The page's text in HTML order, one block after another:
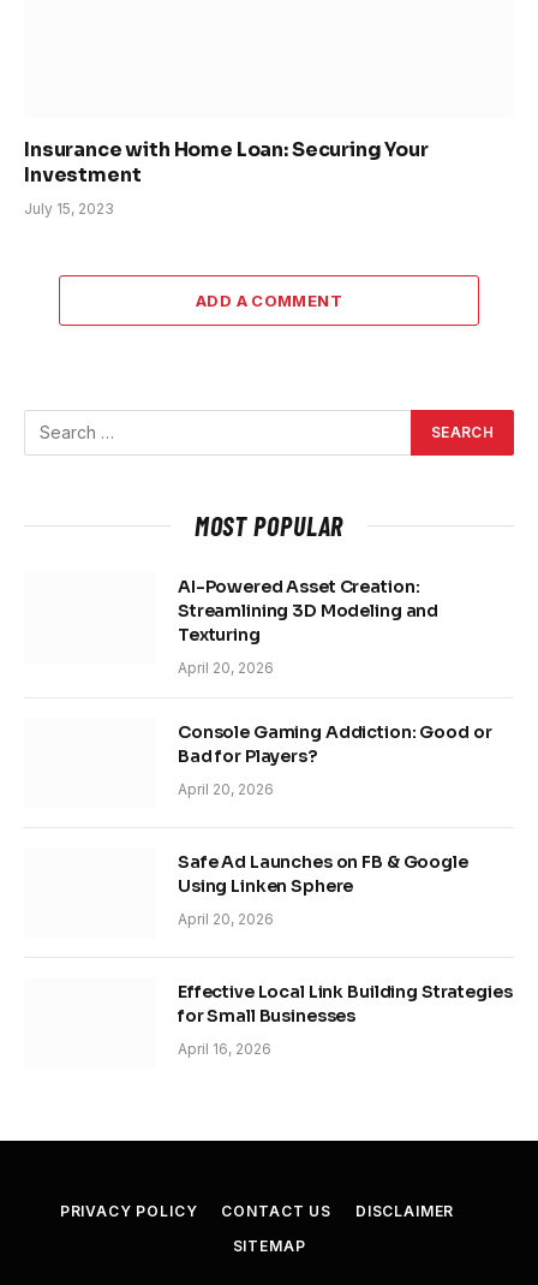
Insurance with Home Loan: Securing Your
Investment
July 15, 2023
ADD A COMMENT
MOST POPULAR
AI-Powered Asset Creation:
Streamlining 3D Modeling and
Texturing
April 20, 2026
Console Gaming Addiction: Good or
Bad for Players?
April 20, 2026
Safe Ad Launches on FB & Google
Using Linken Sphere
April 20, 2026
Effective Local Link Building Strategies
for Small Businesses
April 16, 2026
PRIVACY POLICY CONTACT US
DISCLAIMER
SITEMAP